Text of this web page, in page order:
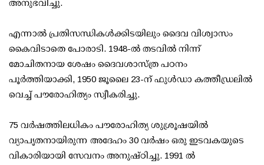
അനുഭവിച്ചു.
എന്നാൽ പ്രതിസന്ധികൾക്കിടയിലും ദൈവ വിശ്വാസം
കൈവിടാതെ പോരാടി. 1948-ൽ തടവിൽ നിന്ന്
മോചിതനായ ശേഷം ദൈവശാസ്ത്ര പഠനം
പൂർത്തിയാക്കി, 1950 ജൂലൈ 23-ന് ഫുൾഡാ കത്തീഡ്രലിൽ
വെച്ച് പൗരോഹിത്യം സ്വീകരിച്ചു.
75 വർഷത്തിലധികം പൗരോഹിത്യ ശുശ്രൂഷയിൽ
വ്യാപൃതനായിരുന്ന അദേഹം 30 വർഷം ഒരു ഇടവകയുടെ
വികാരിയായി സേവനം അനുഷ്ഠിച്ചു. 1991 ൽ